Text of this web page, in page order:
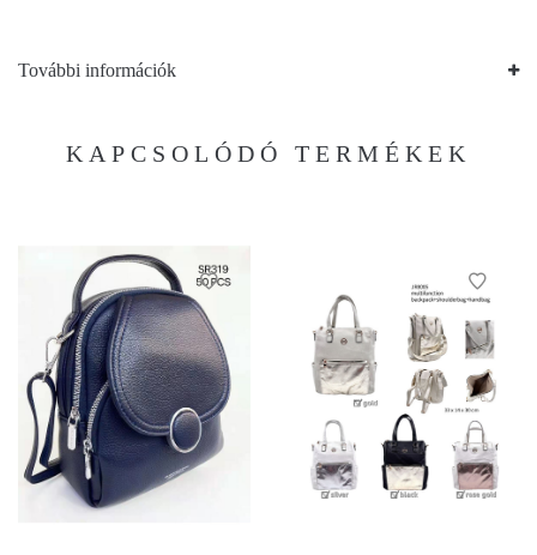
További információk
KAPCSOLÓDÓ TERMÉKEK